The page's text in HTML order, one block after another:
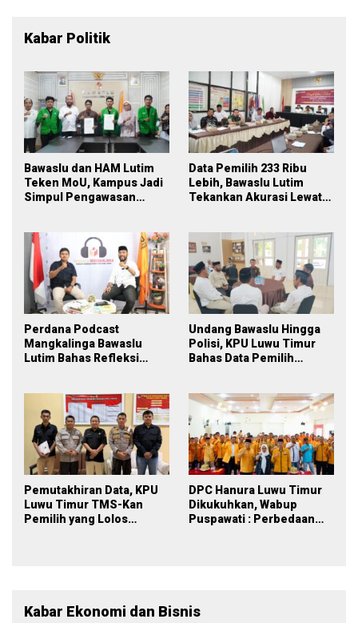
Kabar Politik
Bawaslu dan HAM Lutim
Teken MoU, Kampus Jadi
Simpul Pengawasan
Data Pemilih 233 Ribu
Lebih, Bawaslu Lutim
Tekankan Akurasi Lewat
Perdana Podcast
Mangkalinga Bawaslu
Lutim Bahas Refleksi
Undang Bawaslu Hingga
Polisi, KPU Luwu Timur
Bahas Data Pemilih
Pemutakhiran Data, KPU
Luwu Timur TMS-Kan
Pemilih yang Lolos
DPC Hanura Luwu Timur
Dikukuhkan, Wabup
Puspawati : Perbedaan
Kabar Ekonomi dan Bisnis